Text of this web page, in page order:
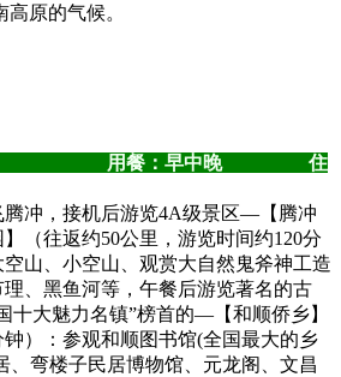
原的气候。
腾冲 用餐：早中晚 住
腾冲，接机后游览4A级景区—【腾冲
（往返约50公里，游览时间约120分
山、小空山、观赏大自然鬼斧神工造
、黑鱼河等，午餐后游览著名的古
十大魅力名镇”榜首的—【和顺侨乡】
钟）：参观和顺图书馆(全国最大的乡
、弯楼子民居博物馆、元龙阁、文昌